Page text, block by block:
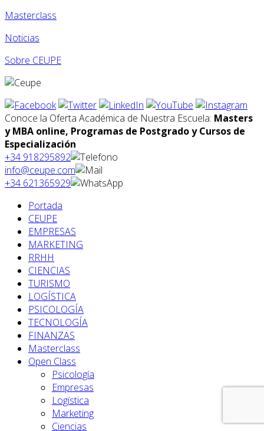
Masterclass
Noticias
Sobre CEUPE
Conoce la Oferta Académica de Nuestra Escuela: Masters
y MBA online, Programas de Postgrado y Cursos de
Especialización
+34 918295892
info@ceupe.com
+34 621365929
Portada
CEUPE
EMPRESAS
MARKETING
RRHH
CIENCIAS
TURISMO
LOGÍSTICA
PSICOLOGÍA
TECNOLOGÍA
FINANZAS
Masterclass
Open Class
Psicología
Empresas
Logística
Marketing
Ciencias